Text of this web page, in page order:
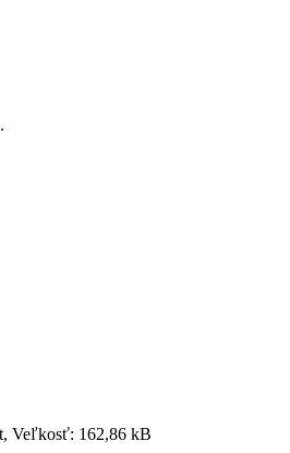
Veľkosť: 162,86 kB